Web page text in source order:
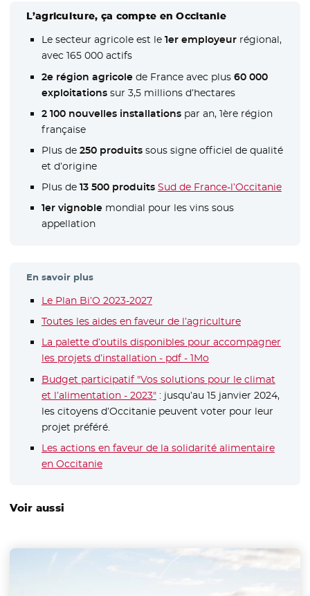
L’agriculture, ça compte en Occitanie
Le secteur agricole est le 1er employeurrégional,
avec 165 000 actifs
2e région agricolede France avec plus 60 000
exploitationssur 3,5 millions d’hectares
2 100 nouvelles installationspar an, 1ère région
française
Plus de 250 produitssous signe officiel de qualité
et d’origine
Plus de 13 500 produits Sud de France-l’Occitanie-
1er vignoblemondial pour les vins sous
appellation
En savoir plus
Le Plan Bi’O 2023-2027
Toutes les aides en faveur de l’agriculture
La palette d’outils disponibles pour accompagner
les projets d’installation - pdf - 1Mo
Budget participatif "Vos solutions pour le climat
et l’alimentation - 2023"- Nouvelle fenêtre
: jusqu’au 15 janvier 2024,
les citoyens d’Occitanie peuvent voter pour leur
projet préféré.
Les actions en faveur de la solidarité alimentaire
en Occitanie
Voir aussi